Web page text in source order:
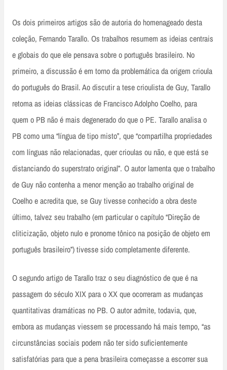
Os dois primeiros artigos são de autoria do homenageado desta
coleção, Fernando Tarallo. Os trabalhos resumem as ideias centrais
e globais do que ele pensava sobre o português brasileiro. No
primeiro, a discussão é em torno da problemática da origem crioula
do português do Brasil. Ao discutir a tese crioulista de Guy, Tarallo
retoma as ideias clássicas de Francisco Adolpho Coelho, para
quem o PB não é mais degenerado do que o PE. Tarallo analisa o
PB como uma “língua de tipo misto”, que “compartilha propriedades
com línguas não relacionadas, quer crioulas ou não, e que está se
distanciando do superstrato original”. O autor lamenta que o trabalho
de Guy não contenha a menor menção ao trabalho original de
Coelho e acredita que, se Guy tivesse conhecido a obra deste
último, talvez seu trabalho (em particular o capítulo “Direção de
cliticização, objeto nulo e pronome tônico na posição de objeto em
português brasileiro”) tivesse sido completamente diferente.
O segundo artigo de Tarallo traz o seu diagnóstico de que é na
passagem do século XIX para o XX que ocorreram as mudanças
quantitativas dramáticas no PB. O autor admite, todavia, que,
embora as mudanças viessem se processando há mais tempo, “as
circunstâncias sociais podem não ter sido suficientemente
satisfatórias para que a pena brasileira começasse a escorrer sua